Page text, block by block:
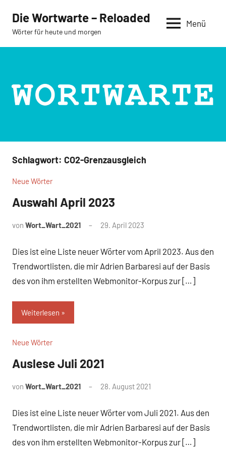
Inhalt
springen
Die Wortwarte – Reloaded
Wörter für heute und morgen
Menü
Schlagwort: CO2-Grenzausgleich
Neue Wörter
Auswahl April 2023
von Wort_Wart_2021 29. April 2023
Dies ist eine Liste neuer Wörter vom April 2023. Aus den
Trendwortlisten, die mir Adrien Barbaresi auf der Basis
des von ihm erstellten Webmonitor-Korpus zur […]
Weiterlesen
Neue Wörter
Auslese Juli 2021
von Wort_Wart_2021 28. August 2021
Dies ist eine Liste neuer Wörter vom Juli 2021. Aus den
Trendwortlisten, die mir Adrien Barbaresi auf der Basis
des von ihm erstellten Webmonitor-Korpus zur […]